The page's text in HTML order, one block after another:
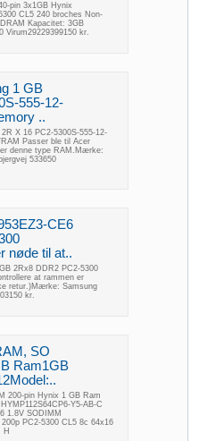
pin 3x1GB Hynix
CL5 240 broches Non-
Kapacitet: 3GB
Virum29229399150 kr.
1 GB
555-12-
..
X 16 PC2-5300S-555-12-
Passer ble til Acer
denne type RAM.Mærke:
533650
CE6
nøde til at..
2Rx8 DDR2 PC2-5300
at rammen er
retur.)Mærke: Samsung
kr.
SO
Ram1GB
200-pin Hynix 1 GB Ram
Y5-AB-C
1.8V SODIMM
PC2-5300 CL5 8c 64x16
H